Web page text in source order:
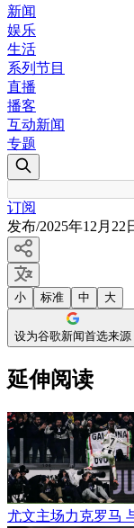
新闻
娱乐
生活
系列节目
直播
播客
互动新闻
专题
订阅
发布/2025年12月22
小 标准 中 大
设为谷歌新闻首选来源
延伸阅读
尤文主场力克罗马